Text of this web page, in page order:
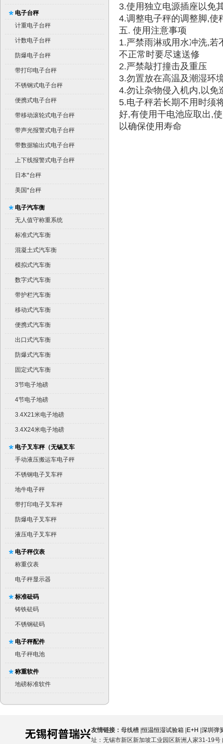
电子台秤
计重电子台秤
计数电子台秤
防爆电子台秤
带打印电子台秤
不锈钢式电子台秤
便携式电子台秤
带移动滚轮式电子台秤
带声光报警式电子台秤
带数据输出式电子台秤
上下线报警式电子台秤
日本*台秤
美国*台秤
电子汽车衡
无人值守称重系统
标准式汽车衡
混凝土式汽车衡
模拟式汽车衡
数字式汽车衡
带护栏汽车衡
移动式汽车衡
便携式汽车衡
出口式汽车衡
防爆式汽车衡
固定式汽车衡
3节电子地磅
4节电子地磅
3.4X21米电子地磅
3.4X24米电子地磅
电子叉车秤（无锡叉车
秤）
手动液压搬运车电子秤
不锈钢电子叉车秤
地牛电子秤
带打印电子叉车秤
防爆电子叉车秤
液压电子叉车秤
电子秤仪表
称重仪表
电子秤显示器
标准砝码
铸铁砝码
不锈钢砝码
电子秤配件
电子秤电池
称重软件
地磅标准软件
3.使用独立电源插座以免
4.调整电子秤的调整脚,使
五. 使用注意事项
1.严禁雨淋或用水冲洗,若
不正常时要尽速送修
2.严禁敲打撞击及重压
3.勿置放在高温及潮湿环
4.勿让杂物侵入机内,以免
5.电子秤若长期不用时须
好,有使用干电池应取出,
以确保使用寿命
友情链接： 母线槽 |恒温恒湿试验箱 E+H 深圳弹
址：无锡市新区新加坡工业园区新洲人家31-19号